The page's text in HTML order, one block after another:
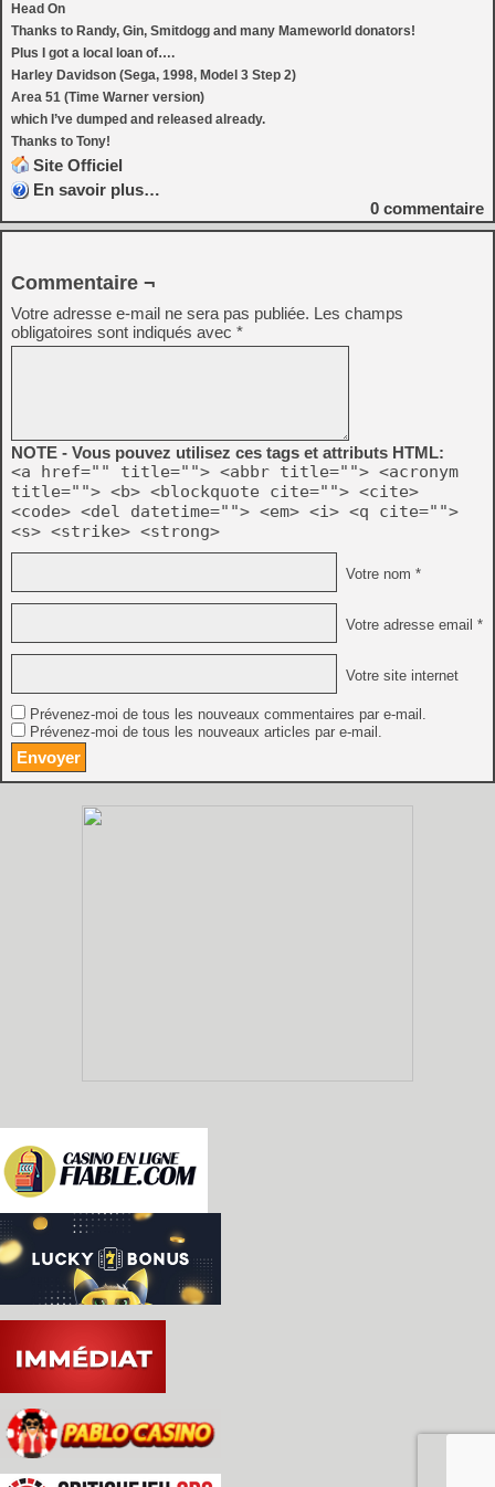
Head On
Thanks to Randy, Gin, Smitdogg and many Mameworld donators!
Plus I got a local loan of….
Harley Davidson (Sega, 1998, Model 3 Step 2)
Area 51 (Time Warner version)
which I’ve dumped and released already.
Thanks to Tony!
Site Officiel
En savoir plus…
0 commentaire
Commentaire ¬
Votre adresse e-mail ne sera pas publiée. Les champs
obligatoires sont indiqués avec *
NOTE - Vous pouvez utilisez ces tags et attributs HTML:
<a href="" title=""> <abbr title=""> <acronym
title=""> <b> <blockquote cite=""> <cite>
<code> <del datetime=""> <em> <i> <q cite="">
<s> <strike> <strong>
Votre nom *
Votre adresse email *
Votre site internet
Prévenez-moi de tous les nouveaux commentaires par e-mail.
Prévenez-moi de tous les nouveaux articles par e-mail.